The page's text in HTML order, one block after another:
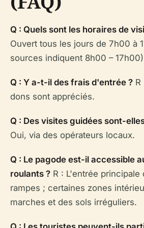
Q : Quels sont les horaires de
Ouvert tous les jours de 7h00 à
sources indiquent 8h00 –
Q : Y a-t-il des frais d'entrée ? R
dons sont appréciés.
Q : Des visites guidées sont-
Oui, via des opérateurs locaux.
Q : Le pagode est-il accessible
roulants ? R : L'entrée principale
rampes ; certaines zones
marches et des sols irréguliers.